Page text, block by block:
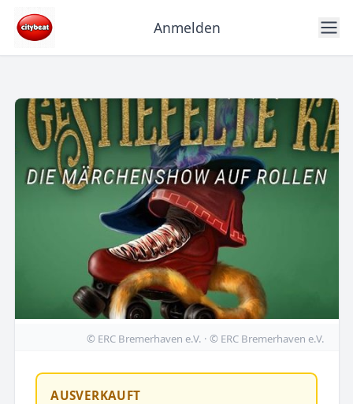
Anmelden
© ERC Bremerhaven e.V. · © ERC Bremerhaven e.V.
AUSVERKAUFT